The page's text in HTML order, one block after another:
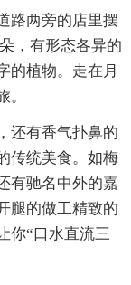
路两旁的店里摆
，有形态各异的
的植物。走在月
还有香气扑鼻的
传统美食。如梅
有驰名中外的嘉
腿的做工精致的
你“口水直流三